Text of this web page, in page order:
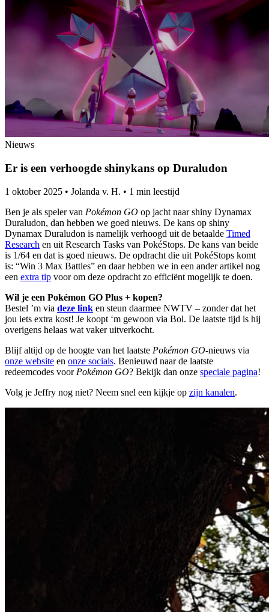
Nieuws
Er is een verhoogde shinykans op Duraludon
1 oktober 2025 • Jolanda v. H. • 1 min leestijd
Ben je als speler van Pokémon GO op jacht naar shiny Dynamax
Duraludon, dan hebben we goed nieuws. De kans op shiny
Dynamax Duraludon is namelijk verhoogd uit de betaalde Timed
Research en uit Research Tasks van PokéStops. De kans van beide
is 1/64 en dat is goed nieuws. De opdracht die uit PokéStops komt
is: “Win 3 Max Battles” en daar hebben we in een ander artikel nog
een extra tip voor om deze opdracht zo efficiënt mogelijk te doen.
Wil je een Pokémon GO Plus + kopen?
Bestel ’m via deze link en steun daarmee NWTV – zonder dat het
jou iets extra kost! Je koopt ‘m gewoon via Bol. De laatste tijd is hij
overigens helaas wat vaker uitverkocht.
Blijf altijd op de hoogte van het laatste Pokémon GO-nieuws via
onze website en onze socials. Benieuwd naar de laatste
redeemcodes voor Pokémon GO? Bekijk dan onze speciale pagina!
Volg je Jeffry nog niet? Neem snel een kijkje op zijn kanalen.